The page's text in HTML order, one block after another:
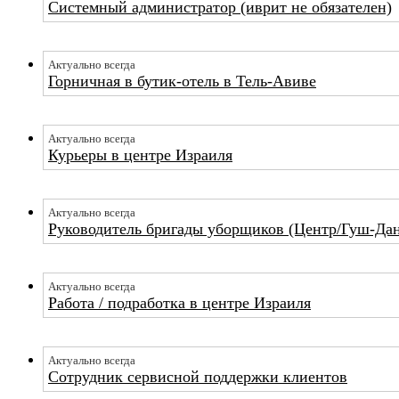
Системный администратор (иврит не обязателен)
Актуально всегда
Горничная в бутик-отель в Тель-Авиве
Актуально всегда
Курьеры в центре Израиля
Актуально всегда
Руководитель бригады уборщиков (Центр/Гуш-
Актуально всегда
Работа / подработка в центре Израиля
Актуально всегда
Сотрудник сервисной поддержки клиентов